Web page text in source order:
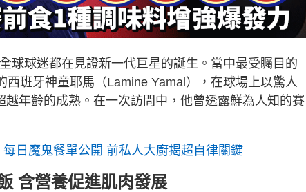
球球迷都在見證新一代巨星的誕生。當中最受矚目的
班牙神童耶馬（Lamine Yamal），在球場上以驚人
年齡的成熟。在一次訪問中，他曾透露鮮為人知的賽
日魔鬼餐單公開 前私人大廚揭超自律關鍵
含營養促進肌肉發展